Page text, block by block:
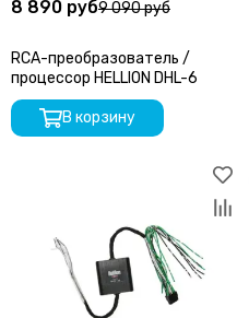
ARIA
ACV
Audison
AURA
AZ-13 SPL Power
Axton
Black Hydra
Blackview
8 890 руб9 090 руб
RCA-преобразователь /
процессор HELLION DHL-6
В корзину